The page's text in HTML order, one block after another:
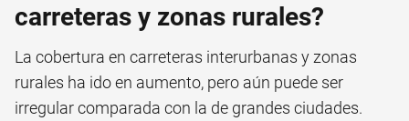
carreteras y zonas rurales?
La cobertura en carreteras interurbanas y zonas
rurales ha ido en aumento, pero aún puede ser
irregular comparada con la de grandes ciudades.